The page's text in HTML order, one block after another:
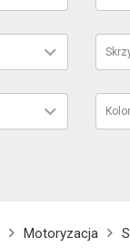
Kolor
Motoryzacja